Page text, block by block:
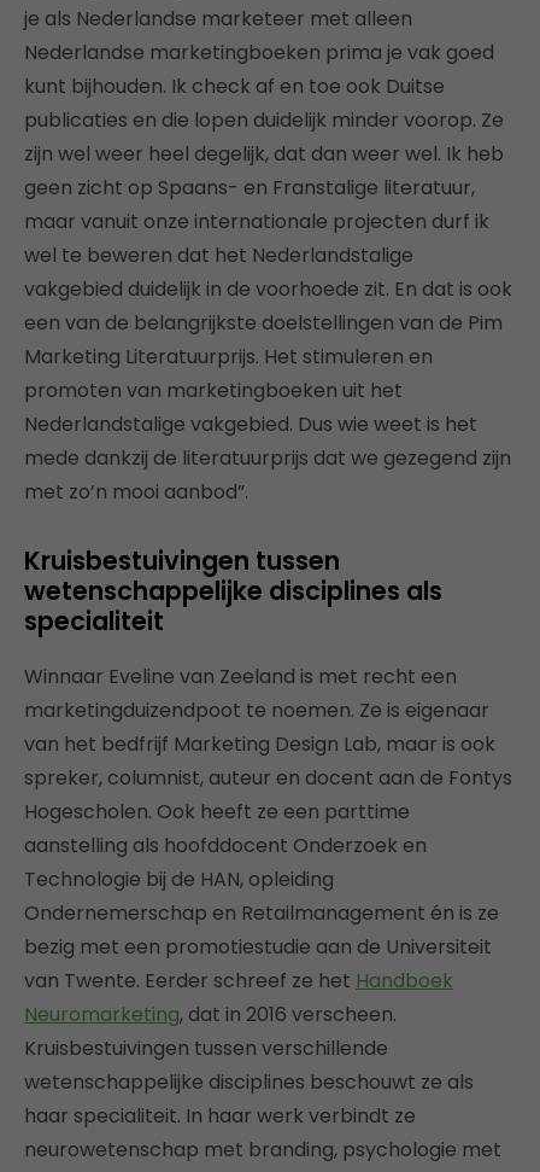
je als Nederlandse marketeer met alleen
Nederlandse marketingboeken prima je vak goed
kunt bijhouden. Ik check af en toe ook Duitse
publicaties en die lopen duidelijk minder voorop. Ze
zijn wel weer heel degelijk, dat dan weer wel. Ik heb
geen zicht op Spaans- en Franstalige literatuur,
maar vanuit onze internationale projecten durf ik
wel te beweren dat het Nederlandstalige
vakgebied duidelijk in de voorhoede zit. En dat is ook
een van de belangrijkste doelstellingen van de Pim
Marketing Literatuurprijs. Het stimuleren en
promoten van marketingboeken uit het
Nederlandstalige vakgebied. Dus wie weet is het
mede dankzij de literatuurprijs dat we gezegend zijn
met zo’n mooi aanbod”.
Kruisbestuivingen tussen
wetenschappelijke disciplines als
specialiteit
Winnaar Eveline van Zeeland is met recht een
marketingduizendpoot te noemen. Ze is eigenaar
van het bedfrijf Marketing Design Lab, maar is ook
spreker, columnist, auteur en docent aan de Fontys
Hogescholen. Ook heeft ze een parttime
aanstelling als hoofddocent Onderzoek en
Technologie bij de HAN, opleiding
Ondernemerschap en Retailmanagement én is ze
bezig met een promotiestudie aan de Universiteit
van Twente. Eerder schreef ze het Handboek
Neuromarketing, dat in 2016 verscheen.
Kruisbestuivingen tussen verschillende
wetenschappelijke disciplines beschouwt ze als
haar specialiteit. In haar werk verbindt ze
neurowetenschap met branding, psychologie met